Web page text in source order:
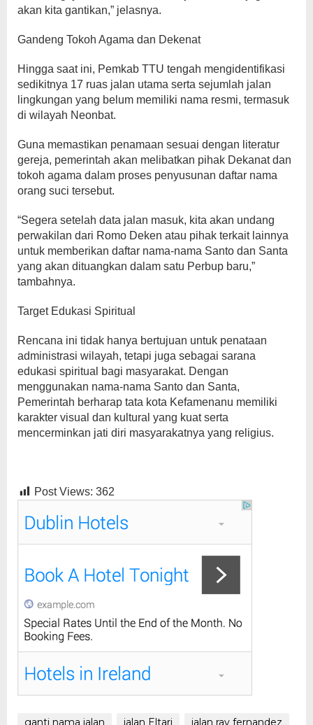
akan kita gantikan,” jelasnya.
Gandeng Tokoh Agama dan Dekenat
Hingga saat ini, Pemkab TTU tengah mengidentifikasi
sedikitnya 17 ruas jalan utama serta sejumlah jalan
lingkungan yang belum memiliki nama resmi, termasuk
di wilayah Neonbat.
Guna memastikan penamaan sesuai dengan literatur
gereja, pemerintah akan melibatkan pihak Dekanat dan
tokoh agama dalam proses penyusunan daftar nama
orang suci tersebut.
“Segera setelah data jalan masuk, kita akan undang
perwakilan dari Romo Deken atau pihak terkait lainnya
untuk memberikan daftar nama-nama Santo dan Santa
yang akan dituangkan dalam satu Perbup baru,”
tambahnya.
Target Edukasi Spiritual
Rencana ini tidak hanya bertujuan untuk penataan
administrasi wilayah, tetapi juga sebagai sarana
edukasi spiritual bagi masyarakat. Dengan
menggunakan nama-nama Santo dan Santa,
Pemerintah berharap tata kota Kefamenanu memiliki
karakter visual dan kultural yang kuat serta
mencerminkan jati diri masyarakatnya yang religius.
Post Views: 362
ganti nama jalan jalan Eltari jalan ray fernandez